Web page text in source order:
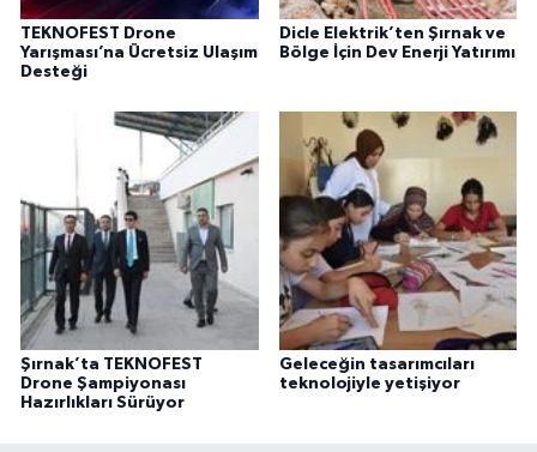
TEKNOFEST Drone
Yarışması’na Ücretsiz Ulaşım
Desteği
Dicle Elektrik’ten Şırnak ve
Bölge İçin Dev Enerji Yatırımı
Şırnak’ta TEKNOFEST
Drone Şampiyonası
Hazırlıkları Sürüyor
Geleceğin tasarımcıları
teknolojiyle yetişiyor